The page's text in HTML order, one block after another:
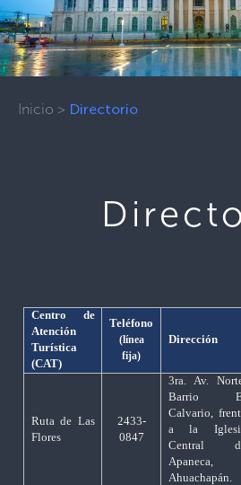
Inicio > Directorio
Centro de
Atención
Turística
(CAT)
Teléfono
(línea
fija)
Dirección
Ruta de Las
Flores
2433-
0847
3ra. Av.
Barrio
Calvario,
a la
Central
Apaneca,
Ahuachapán.